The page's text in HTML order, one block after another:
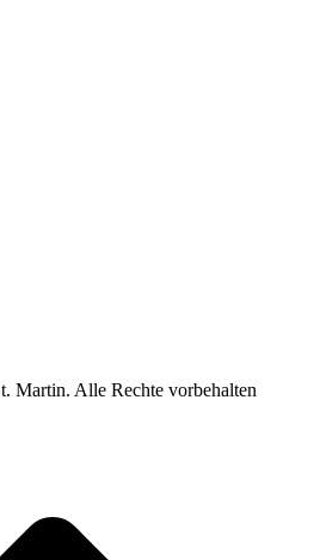
Martin. Alle Rechte vorbehalten